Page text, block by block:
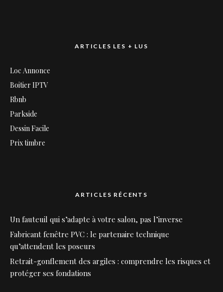
ARTICLES LES + LUS
Loc Annonce
Boitier IPTV
Rbnb
Parkside
Dessin Facile
Prix timbre
ARTICLES RÉCENTS
Un fauteuil qui s’adapte à votre salon, pas l’inverse
Fabricant fenêtre PVC : le partenaire technique
qu’attendent les poseurs
Retrait-gonflement des argiles : comprendre les risques et
protéger ses fondations